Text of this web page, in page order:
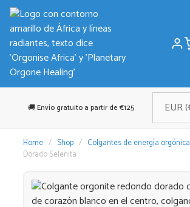
Saltar
contenido
🚚 Envío gratuito a partir de €125
Home / Shop / Colgantes de energía orgónica
Dorado Selenita